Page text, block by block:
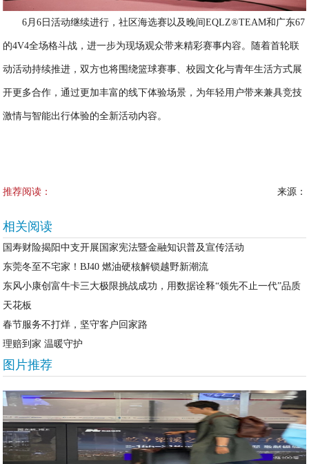
6月6日活动继续进行，社区海选赛以及晚间EQLZ®TEAM和广东67
的4V4全场格斗战，进一步为现场观众带来精彩赛事内容。随着首轮联
动活动持续推进，双方也将围绕篮球赛事、校园文化与青年生活方式展
开更多合作，通过更加丰富的线下体验场景，为年轻用户带来兼具竞技
激情与智能出行体验的全新活动内容。
推荐阅读： 来源：
相关阅读
国寿财险揭阳中支开展国家宪法暨金融知识普及宣传活动
东莞冬至不宅家！BJ40 燃油硬核解锁越野新潮流
东风小康创富牛卡三大极限挑战成功，用数据诠释“领先不止一代”品质
天花板
春节服务不打烊，坚守客户回家路
理赔到家 温暖守护
图片推荐